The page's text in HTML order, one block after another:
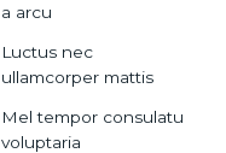
a arcu
Luctus nec
ullamcorper mattis
Mel tempor consulatu
voluptaria